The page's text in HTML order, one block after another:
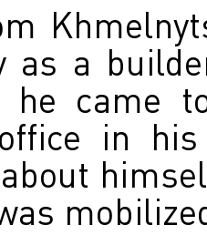
as a
he came
in